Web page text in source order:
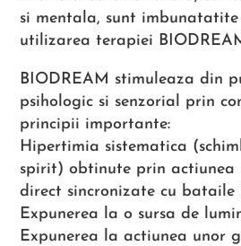
si mentala, sunt
utilizarea terapiei
BIODREAM stimuleaza din
psihologic si senzorial prin
principii importante:
Hipertimia sistematica
spirit) obtinute prin actiunea
direct sincronizate cu bataile
Expunerea la o sursa de
Expunerea la actiunea unor